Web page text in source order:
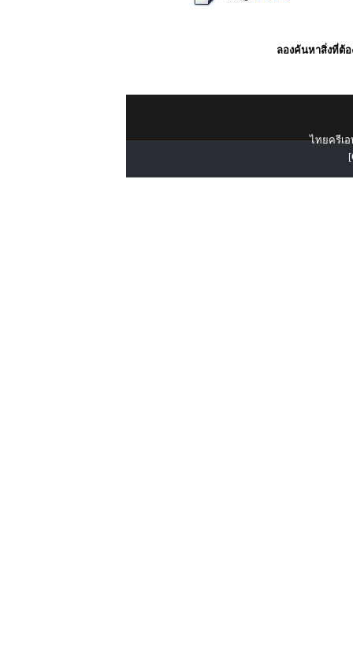
ลองค้นหาสิ่งที่ต้อ
ไทยครีเอ
[